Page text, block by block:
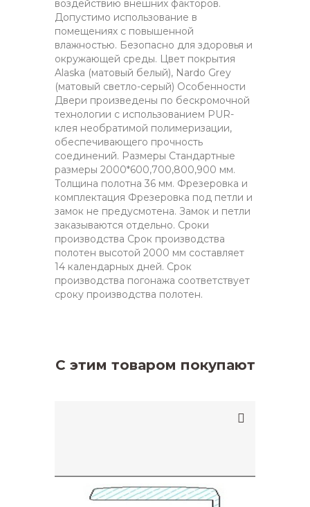
воздействию внешних факторов.
Допустимо использование в
помещениях с повышенной
влажностью. Безопасно для здоровья и
окружающей среды. Цвет покрытия
Alaska (матовый белый), Nardo Grey
(матовый светло-серый) Особенности
Двери произведены по бескромочной
технологии с использованием PUR-
клея необратимой полимеризации,
обеспечивающего прочность
соединений. Размеры Стандартные
размеры 2000*600,700,800,900 мм.
Толщина полотна 36 мм. Фрезеровка и
комплектация Фрезеровка под петли и
замок не предусмотена. Замок и петли
заказываются отдельно. Сроки
производства Срок производства
полотен высотой 2000 мм составляет
14 календарных дней. Срок
производства погонажа соответствует
сроку производства полотен.
С этим товаром покупают